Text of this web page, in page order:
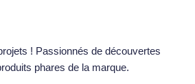
! Passionnés de découvertes
phares de la marque.